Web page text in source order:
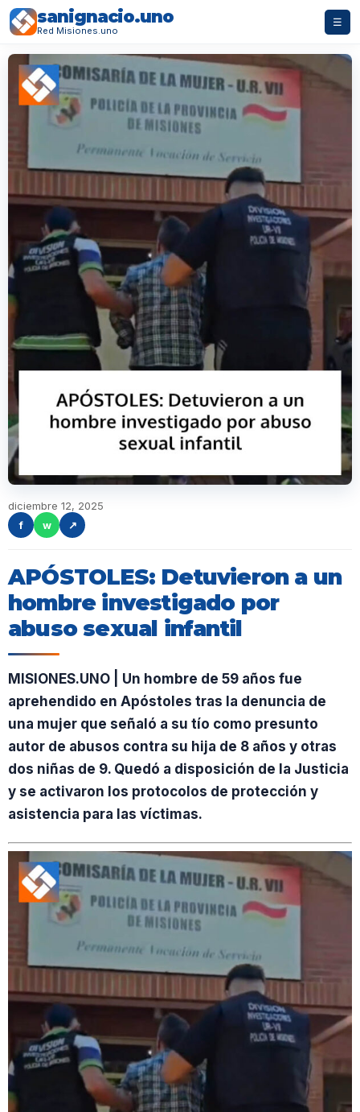
sanignacio.uno
Red Misiones.uno
☰
diciembre 12, 2025
f
w ↗
APÓSTOLES: Detuvieron a un
hombre investigado por
abuso sexual infantil
MISIONES.UNO | Un hombre de 59 años fue
aprehendido en Apóstoles tras la denuncia de
una mujer que señaló a su tío como presunto
autor de abusos contra su hija de 8 años y otras
dos niñas de 9. Quedó a disposición de la Justicia
y se activaron los protocolos de protección y
asistencia para las víctimas.